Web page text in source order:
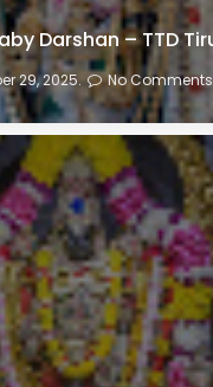
29, 2025. No Comments